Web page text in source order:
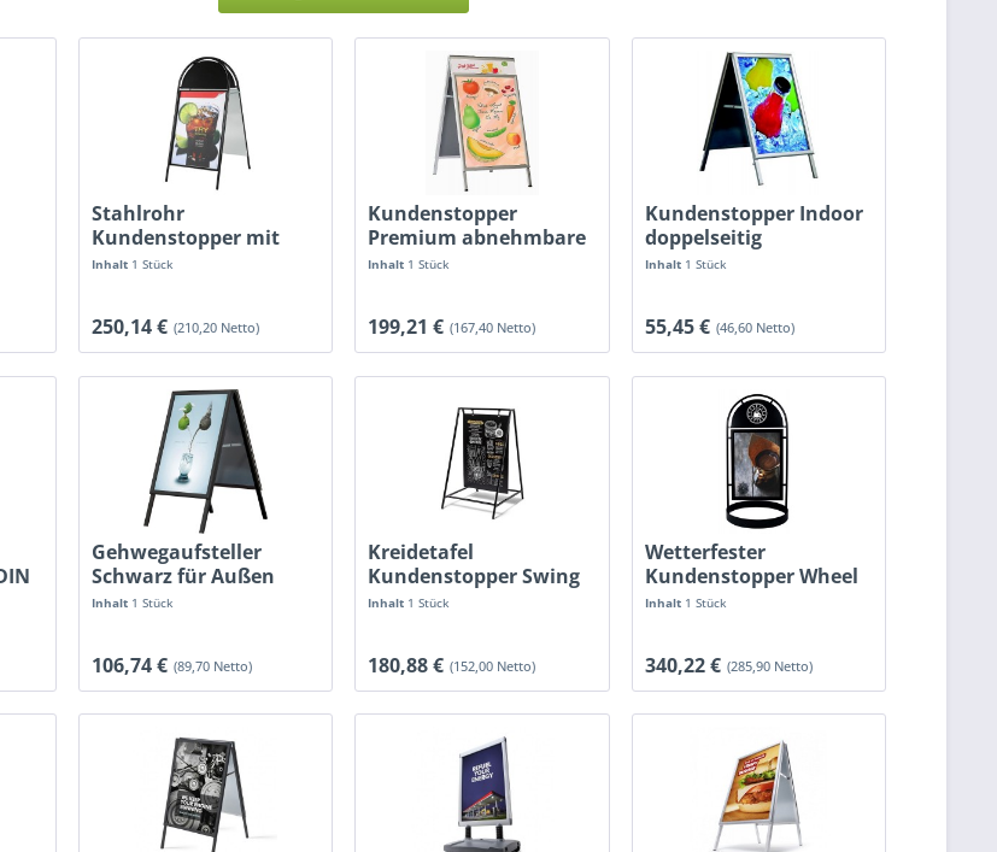
Stahlrohr
Kundenstopper mit
Topschild und...
Inhalt 1 Stück
250,14 € (210,20 Netto)
Kundenstopper
Premium abnehmbare
Logoplatte
Inhalt 1 Stück
199,21 € (167,40 Netto)
Kundenstopper Indoor
doppelseitig
Inhalt 1 Stück
55,45 € (46,60 Netto)
Gehwegaufsteller
Schwarz für Außen
Inhalt 1 Stück
106,74 € (89,70 Netto)
Kreidetafel
Kundenstopper Swing
Schwarz
Inhalt 1 Stück
180,88 € (152,00 Netto)
Wetterfester
Kundenstopper Wheel
RAL 9005 Schwarz
Inhalt 1 Stück
340,22 € (285,90 Netto)